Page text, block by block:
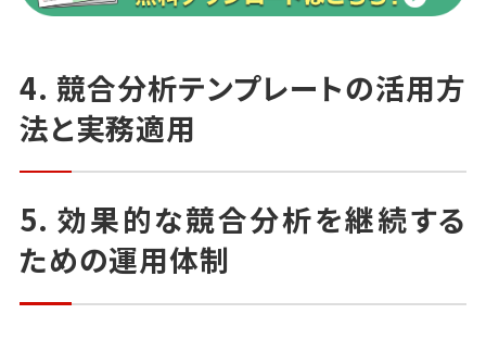
有でき、
特に、マーケティング・営業・開発といった
部門間で迅速な連携が求められるSaaS企業にとっ
て、競争優位性を維持するための強力な手段となりま
す。
4. 競合分析テンプレートの活用方
法と実務適用
5. 効果的な競合分析を継続する
ための運用体制